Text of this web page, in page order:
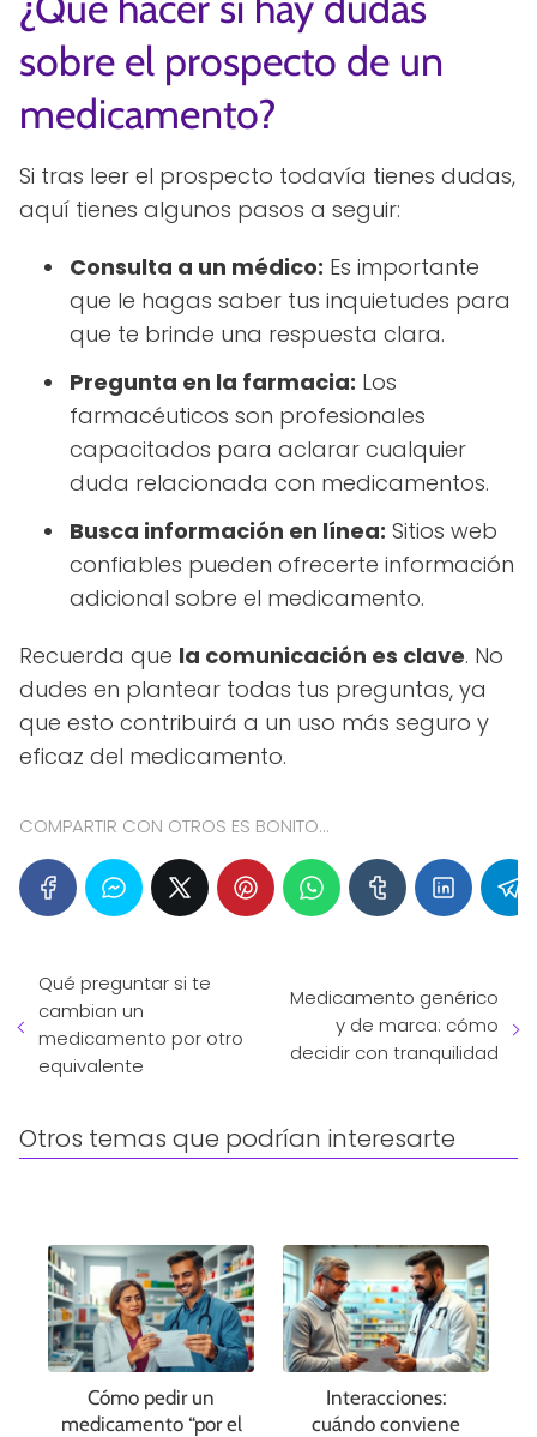
sobre el prospecto de un
medicamento?
Si tras leer el prospecto todavía tienes dudas,
aquí tienes algunos pasos a seguir:
Consulta a un médico: Es importante
que le hagas saber tus inquietudes para
que te brinde una respuesta clara.
Pregunta en la farmacia: Los
farmacéuticos son profesionales
capacitados para aclarar cualquier
duda relacionada con medicamentos.
Busca información en línea: Sitios web
confiables pueden ofrecerte información
adicional sobre el medicamento.
Recuerda que la comunicación es clave. No
dudes en plantear todas tus preguntas, ya
que esto contribuirá a un uso más seguro y
eficaz del medicamento.
COMPARTIR CON OTROS ES BONITO...
Qué preguntar si te
cambian un
medicamento por otro
equivalente
Medicamento genérico
y de marca: cómo
decidir con tranquilidad
Otros temas que podrían interesarte
Cómo pedir un
medicamento “por el
Interacciones:
cuándo conviene